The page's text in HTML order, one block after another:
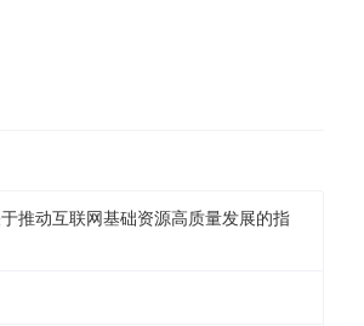
推动互联网基础资源高质量发展的指